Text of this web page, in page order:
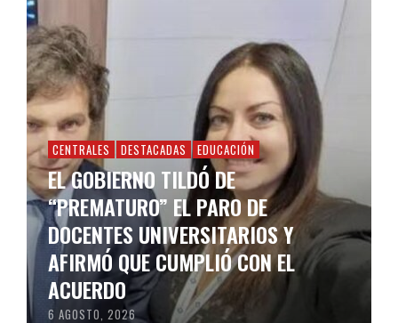
CENTRALES DESTACADAS EDUCACIÓN
EL GOBIERNO TILDÓ DE
“PREMATURO” EL PARO DE
DOCENTES UNIVERSITARIOS Y
AFIRMÓ QUE CUMPLIÓ CON EL
ACUERDO
6 AGOSTO, 2026